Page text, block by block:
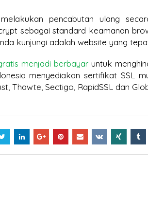
pencabutan ulang
sebagai standard keamanan
kunjungi adalah website yang
menjadi berbayar untuk
menyediakan sertifikat SSL
Thawte, Sectigo, RapidSSL dan